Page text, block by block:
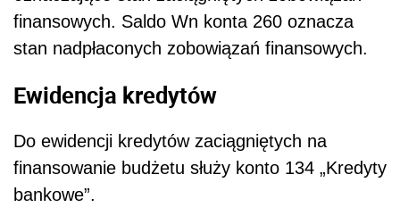
finansowych. Saldo Wn konta 260 oznacza
stan nadpłaconych zobowiązań finansowych.
Ewidencja kredytów
Do ewidencji kredytów zaciągniętych na
finansowanie budżetu służy konto 134 „Kredyty
bankowe”.